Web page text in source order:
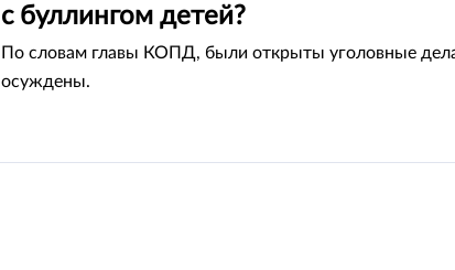
с буллингом детей?
По словам главы КОПД, были открыты уголовные
осуждены.